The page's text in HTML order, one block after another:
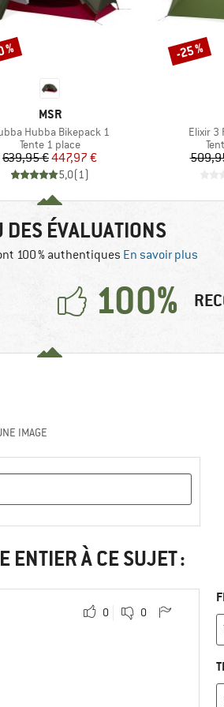
MARQUE
MSR
Hubba Bikepack 1
Product group
Tente 1 place
Prix
639,95 €Prix réduit
447,97 €
5,0(1)
%
Article
Elixir 3
Remise
-25 %
DES ÉVALUATIONS
100 % authentiques En savoir plus
100%
IMAGE
ENTIER À CE SUJET :
0 0